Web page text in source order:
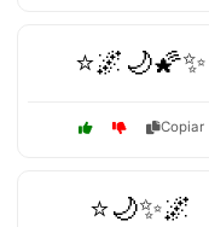
⭐🌌🌙🌠✨
Copiar
⭐🌙✨🌌